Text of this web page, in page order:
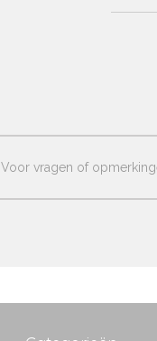
Voor vragen of